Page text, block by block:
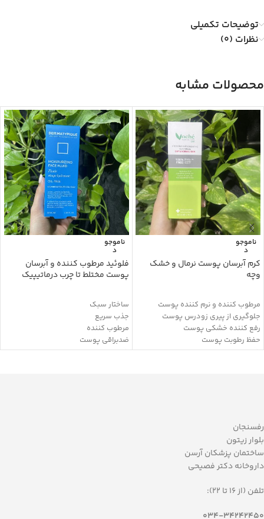
توضیحات تکمیلی
نظرات (0)
محصولات مشابه
ناموجو
د
کرم آبرسان پوست نرمال و خشک
وچه
مرطوب کننده و نرم کننده پوست
جلوگیری از پیری زودرس پوست
رفع کننده خشکی پوست
حفظ رطوبت پوست
ضد التهاب
حاوی کره دانه گل کاملیا و روغن
ماکادمیا
فاقد:پارابن و سیلیکون
ناموجو
د
فلوئید مرطوب کننده و آبرسان
پوست مختلط تا چرب درماتیپیک
ساختار سبک
جذب سریع
مرطوب کننده
ضدبراقی پوست
آبرسانی عمقی
رفسنجان
بلوار زیتون
ساختمان پزشکان آرسن
داروخانه دکتر فصیحی
تلفن (از 16 تا 22):
034-34242450